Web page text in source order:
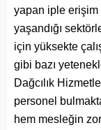
yapan iple erişim
yaşandığı
için yüksekte
gibi bazı
Dağcılık
personel
hem mesleğin